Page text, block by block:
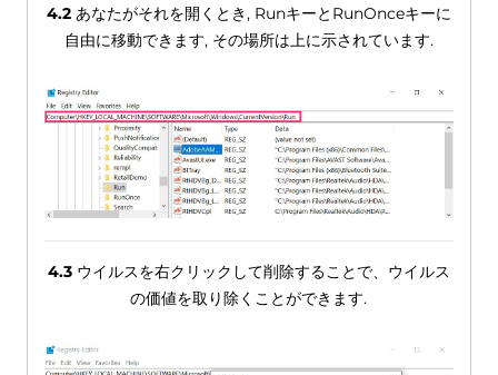
4.2あなたがそれを開くとき, RunキーとRunOnceキーに
自由に移動できます, その場所は上に示されています.
4.3ウイルスを右クリックして削除することで、ウイルス
の価値を取り除くことができます.